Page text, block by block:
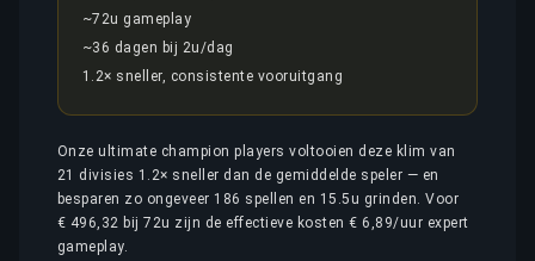
~72u gameplay
~36 dagen bij 2u/dag
1.2× sneller, consistente vooruitgang
Onze ultimate champion players voltooien deze klim van
21 divisies 1.2× sneller dan de gemiddelde speler — en
besparen zo ongeveer 186 spellen en 15.5u grinden. Voor
€ 496,32 bij 72u zijn de effectieve kosten € 6,89/uur expert
gameplay.